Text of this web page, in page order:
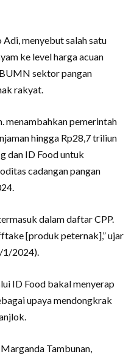
menyebut salah satu
ke level harga acuan
sektor pangan
rakyat.
menambahkan pemerintah
hingga Rp28,7 triliun
dan ID Food untuk
cadangan pangan
dalam daftar CPP.
[produk peternak],” ujar
1/2024).
ID Food bakal menyerap
upaya mendongkrak
Tambunan,